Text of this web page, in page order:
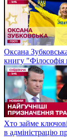
Оксана
книгу "Філософія
Хто займе
в адміністрацію